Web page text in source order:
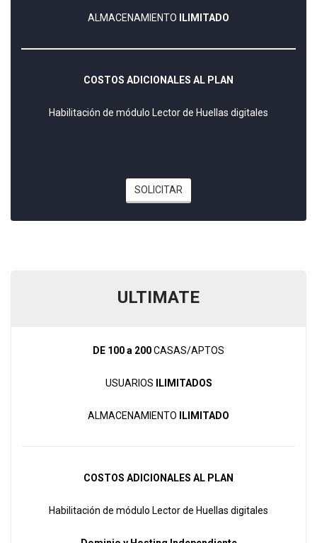
ALMACENAMIENTO ILIMITADO
COSTOS ADICIONALES AL PLAN
Habilitación de módulo Lector de Huellas digitales
SOLICITAR
ULTIMATE
DE 100 a 200CASAS/APTOS
USUARIOS ILIMITADOS
ALMACENAMIENTO ILIMITADO
COSTOS ADICIONALES AL PLAN
Habilitación de módulo Lector de Huellas digitales